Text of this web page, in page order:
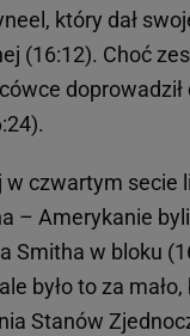
który dał
(16:12). Choć
czwartym secie
– Amerykanie
Smitha w bloku
było to za
Stanów